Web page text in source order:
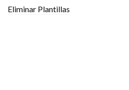
Eliminar Plantillas